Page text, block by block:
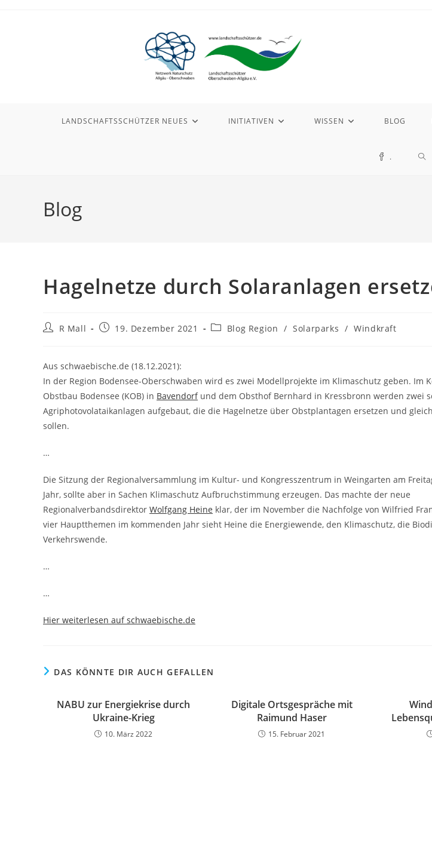
LANDSCHAFTSSCHÜTZER NEUES INITIATIVEN WISSEN BLOG
.
Blog
Hagelnetze durch Solaranlagen
Beitrags-
R Mall
Beitrag19. Dezember 2021
Beitrags-
Blog Region / Solarparks / Windkraft
Aus schwaebische.de (18.12.2021):
In der Region Bodensee-Oberschwaben wird es zwei Modellprojekte im Klimaschutz geben. Im
Obstbau Bodensee (KOB) in Bavendorfund dem Obsthof Bernhard in Kressbronn werden zwei
Agriphotovolataikanlagen aufgebaut, die die Hagelnetze über Obstplantagen ersetzen und
sollen.
…
Die Sitzung der Regionalversammlung im Kultur- und Kongresszentrum in Weingarten am
Jahr, sollte aber in Sachen Klimaschutz Aufbruchstimmung erzeugen. Das machte der neue
Regionalverbandsdirektor Wolfgang Heine klar, der im November die Nachfolge von Wilfried
vier Hauptthemen im kommenden Jahr sieht Heine die Energiewende, den Klimaschutz, die
Verkehrswende.
…
…
Hier weiterlesen auf schwaebische.de
DAS KÖNNTE DIR AUCH GEFALLEN
NABU zur Energiekrise durch
Ukraine-Krieg
10. März 2022
Digitale Ortsgespräche mit
Raimund Haser
15. Februar 2021